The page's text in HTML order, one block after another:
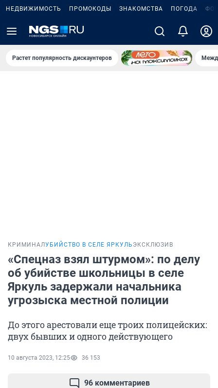
НЕДВИЖИМОСТЬ ПРОМОКОДЫ ЗНАКОМСТВА ПОГОДА
Растет популярность дискаунтеров
КРИМИНАЛУБИЙСТВО В СЕЛЕ ЯРКУЛЬ ЭКСКЛЮЗИВ
«Спецназ взял штурмом»: по делу
об убийстве школьницы в селе
Яркуль задержали начальника
угрозыска местной полиции
До этого арестовали еще троих полицейских:
двух бывших и одного действующего
10 августа 2023, 12:25 36 153
96 комментариев